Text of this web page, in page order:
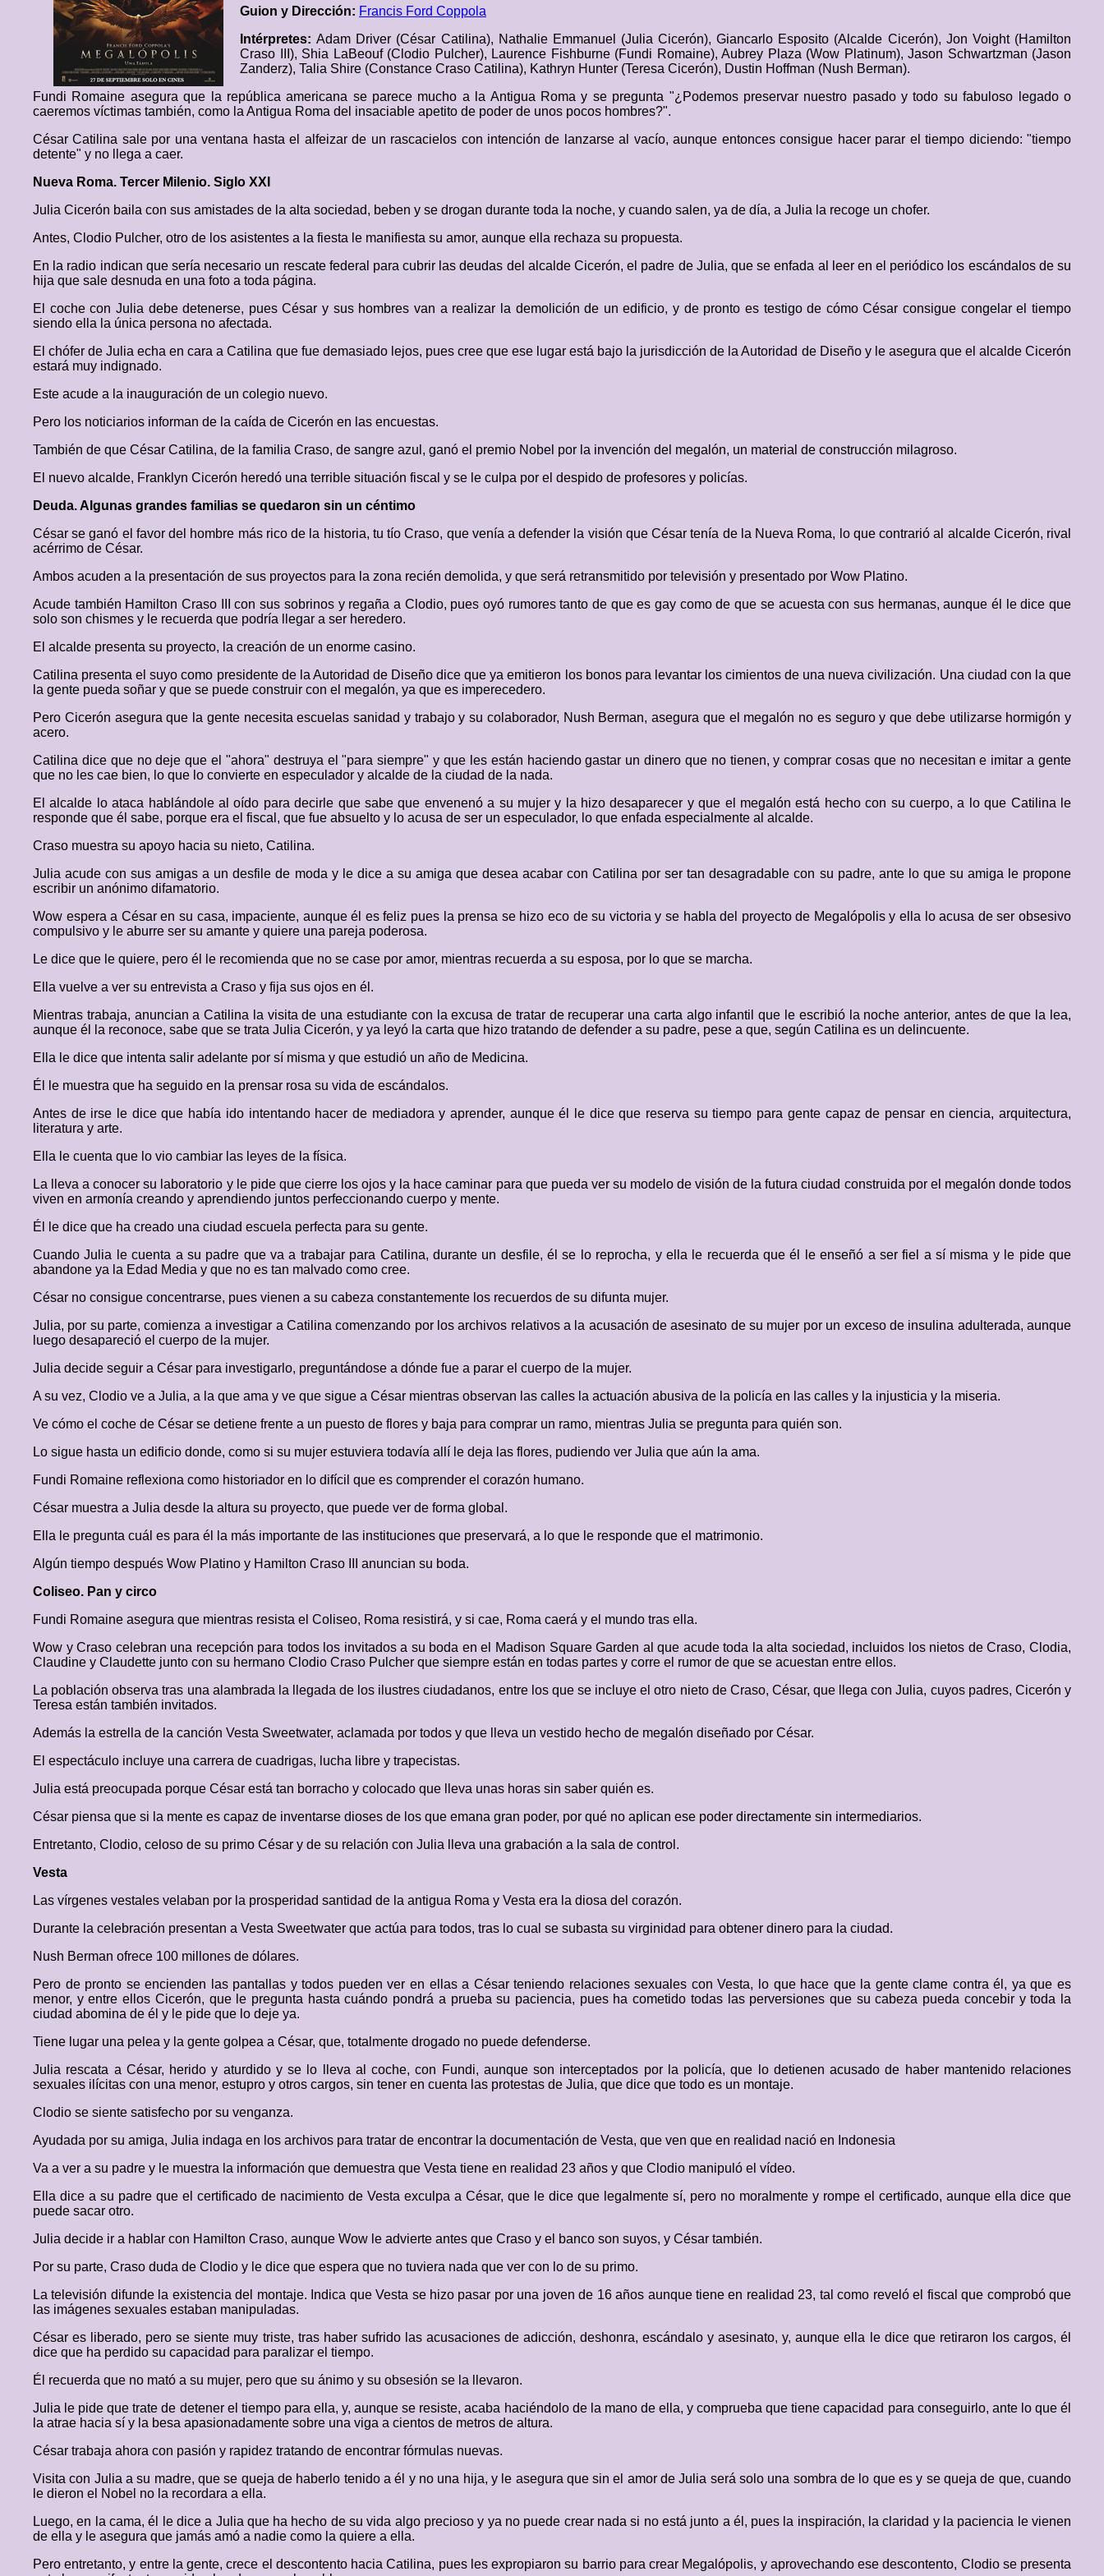
Guion y Dirección: Francis Ford Coppola
Intérpretes:Adam Driver (César Catilina), Nathalie Emmanuel (Julia Cicerón), Giancarlo Esposito (Alcalde Cicerón), Jon Voight (Hamilton
Craso III), Shia LaBeouf (Clodio Pulcher), Laurence Fishburne (Fundi Romaine), Aubrey Plaza (Wow Platinum), Jason Schwartzman (Jason
Zanderz), Talia Shire (Constance Craso Catilina), Kathryn Hunter (Teresa Cicerón), Dustin Hoffman (Nush Berman).
Fundi Romaine asegura que la república americana se parece mucho a la Antigua Roma y se pregunta "¿Podemos preservar nuestro pasado y todo su fabuloso legado o
caeremos víctimas también, como la Antigua Roma del insaciable apetito de poder de unos pocos hombres?".
César Catilina sale por una ventana hasta el alfeizar de un rascacielos con intención de lanzarse al vacío, aunque entonces consigue hacer parar el tiempo diciendo: "tiempo
detente" y no llega a caer.
Nueva Roma. Tercer Milenio. Siglo XXI
Julia Cicerón baila con sus amistades de la alta sociedad, beben y se drogan durante toda la noche, y cuando salen, ya de día, a Julia la recoge un chofer.
Antes, Clodio Pulcher, otro de los asistentes a la fiesta le manifiesta su amor, aunque ella rechaza su propuesta.
En la radio indican que sería necesario un rescate federal para cubrir las deudas del alcalde Cicerón, el padre de Julia, que se enfada al leer en el periódico los escándalos de su
hija que sale desnuda en una foto a toda página.
El coche con Julia debe detenerse, pues César y sus hombres van a realizar la demolición de un edificio, y de pronto es testigo de cómo César consigue congelar el tiempo
siendo ella la única persona no afectada.
El chófer de Julia echa en cara a Catilina que fue demasiado lejos, pues cree que ese lugar está bajo la jurisdicción de la Autoridad de Diseño y le asegura que el alcalde Cicerón
estará muy indignado.
Este acude a la inauguración de un colegio nuevo.
Pero los noticiarios informan de la caída de Cicerón en las encuestas.
También de que César Catilina, de la familia Craso, de sangre azul, ganó el premio Nobel por la invención del megalón, un material de construcción milagroso.
El nuevo alcalde, Franklyn Cicerón heredó una terrible situación fiscal y se le culpa por el despido de profesores y policías.
Deuda. Algunas grandes familias se quedaron sin un céntimo
César se ganó el favor del hombre más rico de la historia, tu tío Craso, que venía a defender la visión que César tenía de la Nueva Roma, lo que contrarió al alcalde Cicerón, rival
acérrimo de César.
Ambos acuden a la presentación de sus proyectos para la zona recién demolida, y que será retransmitido por televisión y presentado por Wow Platino.
Acude también Hamilton Craso III con sus sobrinos y regaña a Clodio, pues oyó rumores tanto de que es gay como de que se acuesta con sus hermanas, aunque él le dice que
solo son chismes y le recuerda que podría llegar a ser heredero.
El alcalde presenta su proyecto, la creación de un enorme casino.
Catilina presenta el suyo como presidente de la Autoridad de Diseño dice que ya emitieron los bonos para levantar los cimientos de una nueva civilización. Una ciudad con la que
la gente pueda soñar y que se puede construir con el megalón, ya que es imperecedero.
Pero Cicerón asegura que la gente necesita escuelas sanidad y trabajo y su colaborador, Nush Berman, asegura que el megalón no es seguro y que debe utilizarse hormigón y
acero.
Catilina dice que no deje que el "ahora" destruya el "para siempre" y que les están haciendo gastar un dinero que no tienen, y comprar cosas que no necesitan e imitar a gente
que no les cae bien, lo que lo convierte en especulador y alcalde de la ciudad de la nada.
El alcalde lo ataca hablándole al oído para decirle que sabe que envenenó a su mujer y la hizo desaparecer y que el megalón está hecho con su cuerpo, a lo que Catilina le
responde que él sabe, porque era el fiscal, que fue absuelto y lo acusa de ser un especulador, lo que enfada especialmente al alcalde.
Craso muestra su apoyo hacia su nieto, Catilina.
Julia acude con sus amigas a un desfile de moda y le dice a su amiga que desea acabar con Catilina por ser tan desagradable con su padre, ante lo que su amiga le propone
escribir un anónimo difamatorio.
Wow espera a César en su casa, impaciente, aunque él es feliz pues la prensa se hizo eco de su victoria y se habla del proyecto de Megalópolis y ella lo acusa de ser obsesivo
compulsivo y le aburre ser su amante y quiere una pareja poderosa.
Le dice que le quiere, pero él le recomienda que no se case por amor, mientras recuerda a su esposa, por lo que se marcha.
Ella vuelve a ver su entrevista a Craso y fija sus ojos en él.
Mientras trabaja, anuncian a Catilina la visita de una estudiante con la excusa de tratar de recuperar una carta algo infantil que le escribió la noche anterior, antes de que la lea,
aunque él la reconoce, sabe que se trata Julia Cicerón, y ya leyó la carta que hizo tratando de defender a su padre, pese a que, según Catilina es un delincuente.
Ella le dice que intenta salir adelante por sí misma y que estudió un año de Medicina.
Él le muestra que ha seguido en la prensar rosa su vida de escándalos.
Antes de irse le dice que había ido intentando hacer de mediadora y aprender, aunque él le dice que reserva su tiempo para gente capaz de pensar en ciencia, arquitectura,
literatura y arte.
Ella le cuenta que lo vio cambiar las leyes de la física.
La lleva a conocer su laboratorio y le pide que cierre los ojos y la hace caminar para que pueda ver su modelo de visión de la futura ciudad construida por el megalón donde todos
viven en armonía creando y aprendiendo juntos perfeccionando cuerpo y mente.
Él le dice que ha creado una ciudad escuela perfecta para su gente.
Cuando Julia le cuenta a su padre que va a trabajar para Catilina, durante un desfile, él se lo reprocha, y ella le recuerda que él le enseñó a ser fiel a sí misma y le pide que
abandone ya la Edad Media y que no es tan malvado como cree.
César no consigue concentrarse, pues vienen a su cabeza constantemente los recuerdos de su difunta mujer.
Julia, por su parte, comienza a investigar a Catilina comenzando por los archivos relativos a la acusación de asesinato de su mujer por un exceso de insulina adulterada, aunque
luego desapareció el cuerpo de la mujer.
Julia decide seguir a César para investigarlo, preguntándose a dónde fue a parar el cuerpo de la mujer.
A su vez, Clodio ve a Julia, a la que ama y ve que sigue a César mientras observan las calles la actuación abusiva de la policía en las calles y la injusticia y la miseria.
Ve cómo el coche de César se detiene frente a un puesto de flores y baja para comprar un ramo, mientras Julia se pregunta para quién son.
Lo sigue hasta un edificio donde, como si su mujer estuviera todavía allí le deja las flores, pudiendo ver Julia que aún la ama.
Fundi Romaine reflexiona como historiador en lo difícil que es comprender el corazón humano.
César muestra a Julia desde la altura su proyecto, que puede ver de forma global.
Ella le pregunta cuál es para él la más importante de las instituciones que preservará, a lo que le responde que el matrimonio.
Algún tiempo después Wow Platino y Hamilton Craso III anuncian su boda.
Coliseo. Pan y circo
Fundi Romaine asegura que mientras resista el Coliseo, Roma resistirá, y si cae, Roma caerá y el mundo tras ella.
Wow y Craso celebran una recepción para todos los invitados a su boda en el Madison Square Garden al que acude toda la alta sociedad, incluidos los nietos de Craso, Clodia,
Claudine y Claudette junto con su hermano Clodio Craso Pulcher que siempre están en todas partes y corre el rumor de que se acuestan entre ellos.
La población observa tras una alambrada la llegada de los ilustres ciudadanos, entre los que se incluye el otro nieto de Craso, César, que llega con Julia, cuyos padres, Cicerón y
Teresa están también invitados.
Además la estrella de la canción Vesta Sweetwater, aclamada por todos y que lleva un vestido hecho de megalón diseñado por César.
El espectáculo incluye una carrera de cuadrigas, lucha libre y trapecistas.
Julia está preocupada porque César está tan borracho y colocado que lleva unas horas sin saber quién es.
César piensa que si la mente es capaz de inventarse dioses de los que emana gran poder, por qué no aplican ese poder directamente sin intermediarios.
Entretanto, Clodio, celoso de su primo César y de su relación con Julia lleva una grabación a la sala de control.
Vesta
Las vírgenes vestales velaban por la prosperidad santidad de la antigua Roma y Vesta era la diosa del corazón.
Durante la celebración presentan a Vesta Sweetwater que actúa para todos, tras lo cual se subasta su virginidad para obtener dinero para la ciudad.
Nush Berman ofrece 100 millones de dólares.
Pero de pronto se encienden las pantallas y todos pueden ver en ellas a César teniendo relaciones sexuales con Vesta, lo que hace que la gente clame contra él, ya que es
menor, y entre ellos Cicerón, que le pregunta hasta cuándo pondrá a prueba su paciencia, pues ha cometido todas las perversiones que su cabeza pueda concebir y toda la
ciudad abomina de él y le pide que lo deje ya.
Tiene lugar una pelea y la gente golpea a César, que, totalmente drogado no puede defenderse.
Julia rescata a César, herido y aturdido y se lo lleva al coche, con Fundi, aunque son interceptados por la policía, que lo detienen acusado de haber mantenido relaciones
sexuales ilícitas con una menor, estupro y otros cargos, sin tener en cuenta las protestas de Julia, que dice que todo es un montaje.
Clodio se siente satisfecho por su venganza.
Ayudada por su amiga, Julia indaga en los archivos para tratar de encontrar la documentación de Vesta, que ven que en realidad nació en Indonesia
Va a ver a su padre y le muestra la información que demuestra que Vesta tiene en realidad 23 años y que Clodio manipuló el vídeo.
Ella dice a su padre que el certificado de nacimiento de Vesta exculpa a César, que le dice que legalmente sí, pero no moralmente y rompe el certificado, aunque ella dice que
puede sacar otro.
Julia decide ir a hablar con Hamilton Craso, aunque Wow le advierte antes que Craso y el banco son suyos, y César también.
Por su parte, Craso duda de Clodio y le dice que espera que no tuviera nada que ver con lo de su primo.
La televisión difunde la existencia del montaje. Indica que Vesta se hizo pasar por una joven de 16 años aunque tiene en realidad 23, tal como reveló el fiscal que comprobó que
las imágenes sexuales estaban manipuladas.
César es liberado, pero se siente muy triste, tras haber sufrido las acusaciones de adicción, deshonra, escándalo y asesinato, y, aunque ella le dice que retiraron los cargos, él
dice que ha perdido su capacidad para paralizar el tiempo.
Él recuerda que no mató a su mujer, pero que su ánimo y su obsesión se la llevaron.
Julia le pide que trate de detener el tiempo para ella, y, aunque se resiste, acaba haciéndolo de la mano de ella, y comprueba que tiene capacidad para conseguirlo, ante lo que él
la atrae hacia sí y la besa apasionadamente sobre una viga a cientos de metros de altura.
César trabaja ahora con pasión y rapidez tratando de encontrar fórmulas nuevas.
Visita con Julia a su madre, que se queja de haberlo tenido a él y no una hija, y le asegura que sin el amor de Julia será solo una sombra de lo que es y se queja de que, cuando
le dieron el Nobel no la recordara a ella.
Luego, en la cama, él le dice a Julia que ha hecho de su vida algo precioso y ya no puede crear nada si no está junto a él, pues la inspiración, la claridad y la paciencia le vienen
de ella y le asegura que jamás amó a nadie como la quiere a ella.
Pero entretanto, y entre la gente, crece el descontento hacia Catilina, pues les expropiaron su barrio para crear Megalópolis, y aprovechando ese descontento, Clodio se presenta